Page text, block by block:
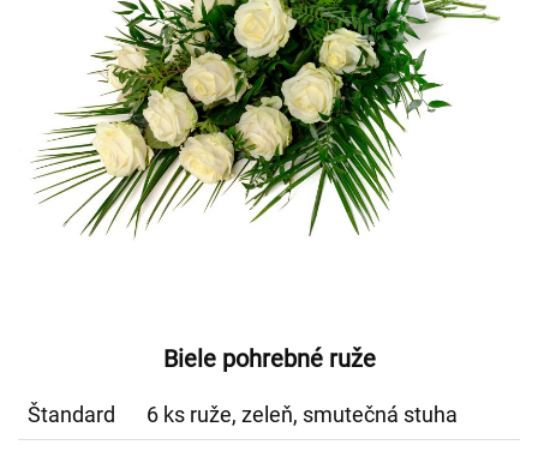
Biele pohrebné ruže
Štandard
6 ks ruže, zeleň, smutečná stuha